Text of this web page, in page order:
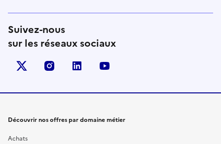
Suivez-nous
sur les réseaux sociaux
X (anciennement Twitter)
instagramlinkedin
Découvrir nos offres par domaine métier
Achats